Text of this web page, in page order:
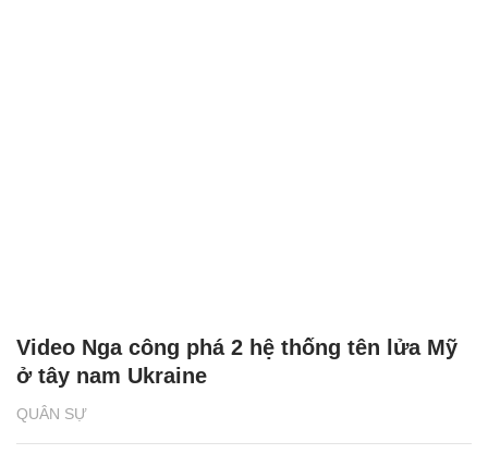
QUÂN SỰ
Video Nga công phá 2 hệ thống tên lửa Mỹ
ở tây nam Ukraine